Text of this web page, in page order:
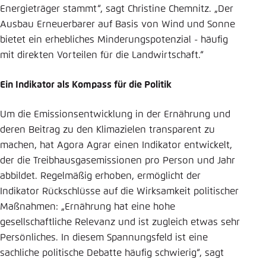
Energieträger stammt“, sagt Christine Chemnitz. „Der
Ausbau Erneuerbarer auf Basis von Wind und Sonne
bietet ein erhebliches Minderungspotenzial - häufig
mit direkten Vorteilen für die Landwirtschaft.“
Ein Indikator als Kompass für die Politik
Um die Emissionsentwicklung in der Ernährung und
deren Beitrag zu den Klimazielen transparent zu
machen, hat Agora Agrar einen Indikator entwickelt,
der die Treibhausgasemissionen pro Person und Jahr
abbildet. Regelmäßig erhoben, ermöglicht der
Indikator Rückschlüsse auf die Wirksamkeit politischer
Maßnahmen: „Ernährung hat eine hohe
gesellschaftliche Relevanz und ist zugleich etwas sehr
Persönliches. In diesem Spannungsfeld ist eine
sachliche politische Debatte häufig schwierig“, sagt